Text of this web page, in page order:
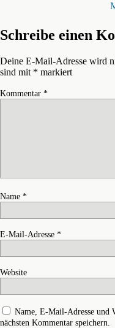
Schreibe einen
Deine E-Mail-Adresse wird
sind mit * markiert
Kommentar *
Name *
E-Mail-Adresse *
Website
Name, E-Mail-Adresse und
nächsten Kommentar speichern.